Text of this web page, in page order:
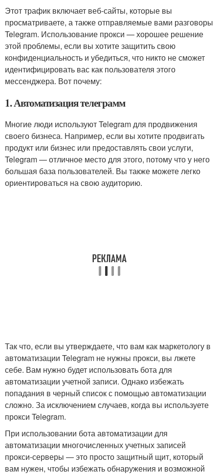
Этот трафик включает веб-сайты, которые вы
просматриваете, а также отправляемые вами разговоры
Telegram. Использование прокси — хорошее решение
этой проблемы, если вы хотите защитить свою
конфиденциальность и убедиться, что никто не сможет
идентифицировать вас как пользователя этого
мессенджера. Вот почему:
1. Автоматизация телеграмм
Многие люди используют Telegram для продвижения
своего бизнеса. Например, если вы хотите продвигать
продукт или бизнес или предоставлять свои услуги,
Telegram — отличное место для этого, потому что у него
большая база пользователей. Вы также можете легко
ориентироваться на свою аудиторию.
Так что, если вы утверждаете, что вам как маркетологу в
автоматизации Telegram не нужны прокси, вы лжете
себе. Вам нужно будет использовать бота для
автоматизации учетной записи. Однако избежать
попадания в черный список с помощью автоматизации
сложно. За исключением случаев, когда вы используете
прокси Telegram.
При использовании бота автоматизации для
автоматизации многочисленных учетных записей
прокси-серверы — это просто защитный щит, который
вам нужен, чтобы избежать обнаружения и возможной